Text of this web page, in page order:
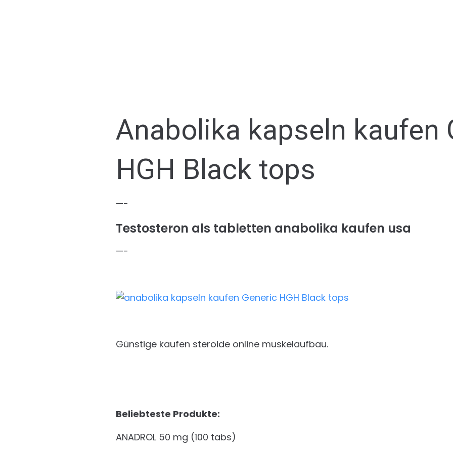
Anabolika kapseln kaufen
HGH Black tops
—-
Testosteron als tabletten anabolika kaufen usa
—-
Günstige kaufen steroide online muskelaufbau.
Beliebteste Produkte:
ANADROL 50 mg (100 tabs)